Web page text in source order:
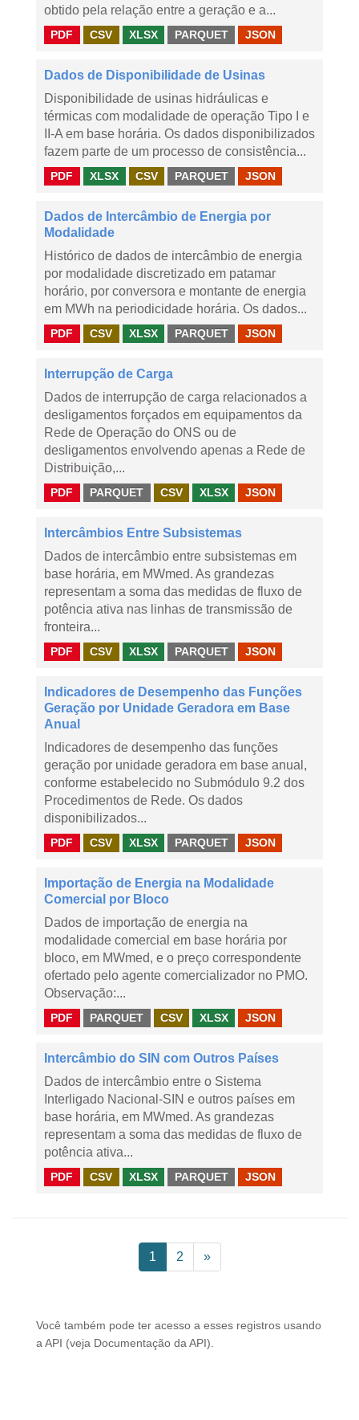
obtido pela relação entre a geração e a...
PDF CSV XLSX PARQUET JSON
Dados de Disponibilidade de Usinas
Disponibilidade de usinas hidráulicas e
térmicas com modalidade de operação Tipo I e
II-A em base horária. Os dados disponibilizados
fazem parte de um processo de consistência...
PDF XLSX CSV PARQUET JSON
Dados de Intercâmbio de Energia por
Modalidade
Histórico de dados de intercâmbio de energia
por modalidade discretizado em patamar
horário, por conversora e montante de energia
em MWh na periodicidade horária. Os dados...
PDF CSV XLSX PARQUET JSON
Interrupção de Carga
Dados de interrupção de carga relacionados a
desligamentos forçados em equipamentos da
Rede de Operação do ONS ou de
desligamentos envolvendo apenas a Rede de
Distribuição,...
PDF PARQUET CSV XLSX JSON
Intercâmbios Entre Subsistemas
Dados de intercâmbio entre subsistemas em
base horária, em MWmed. As grandezas
representam a soma das medidas de fluxo de
potência ativa nas linhas de transmissão de
fronteira...
PDF CSV XLSX PARQUET JSON
Indicadores de Desempenho das Funções
Geração por Unidade Geradora em Base
Anual
Indicadores de desempenho das funções
geração por unidade geradora em base anual,
conforme estabelecido no Submódulo 9.2 dos
Procedimentos de Rede. Os dados
disponibilizados...
PDF CSV XLSX PARQUET JSON
Importação de Energia na Modalidade
Comercial por Bloco
Dados de importação de energia na
modalidade comercial em base horária por
bloco, em MWmed, e o preço correspondente
ofertado pelo agente comercializador no PMO.
Observação:...
PDF PARQUET CSV XLSX JSON
Intercâmbio do SIN com Outros Países
Dados de intercâmbio entre o Sistema
Interligado Nacional-SIN e outros países em
base horária, em MWmed. As grandezas
representam a soma das medidas de fluxo de
potência ativa...
PDF CSV XLSX PARQUET JSON
1 2 »
Você também pode ter acesso a esses registros usando
a API (veja Documentação da API ).